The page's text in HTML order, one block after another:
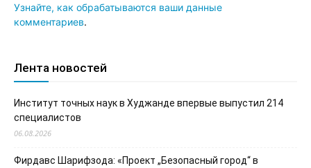
Узнайте, как обрабатываются ваши данные
комментариев.
Лента новостей
Институт точных наук в Худжанде впервые выпустил 214
специалистов
06.08.2026
Фирдавс Шарифзода: «Проект „Безопасный город“ в